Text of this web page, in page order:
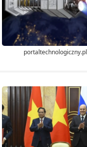
portaltechnologiczny.pl